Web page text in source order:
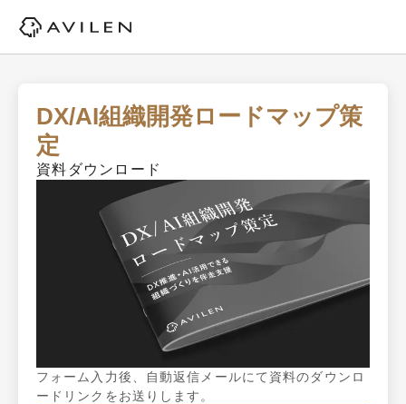
DX/AI組織開発ロードマップ策
定
資料ダウンロード
フォーム入力後、自動返信メールにて資料のダウンロ
ードリンクをお送りします。